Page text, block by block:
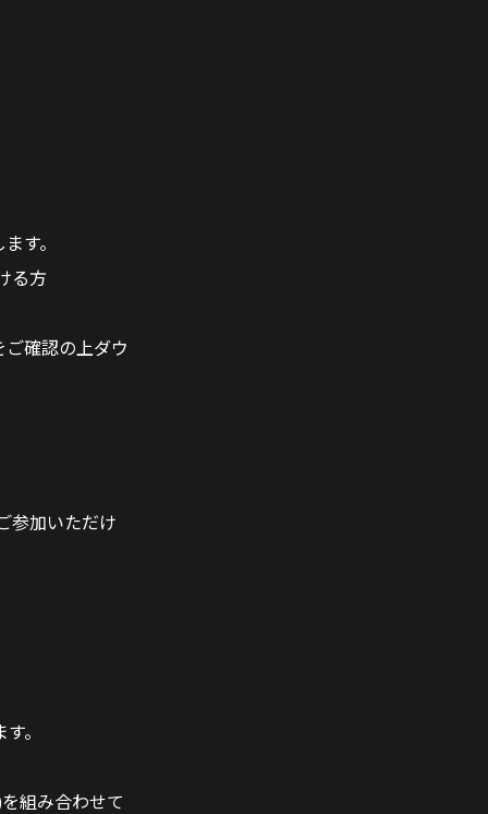
す。
る方
確認の上ダウ
参加いただけ
。
組み合わせて